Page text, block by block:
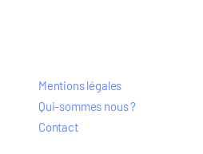
Mentions légales
Qui-sommes nous ?
Contact